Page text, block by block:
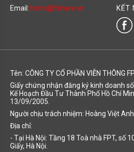
Email: hotro@fshare.vn KẾT
Tên: CÔNG TY CỔ PHẦN VIỄN THÔNG
Giấy chứng nhận đăng ký kinh doanh
Kế Hoạch Đầu Tư Thành Phố Hồ Chí
13/09/2005.
Người chịu trách nhiệm: Hoàng Việt Anh
Địa chỉ:
- Tại Hà Nội: Tầng 18 Toà nhà FPT, số
Giấy, Hà Nội.